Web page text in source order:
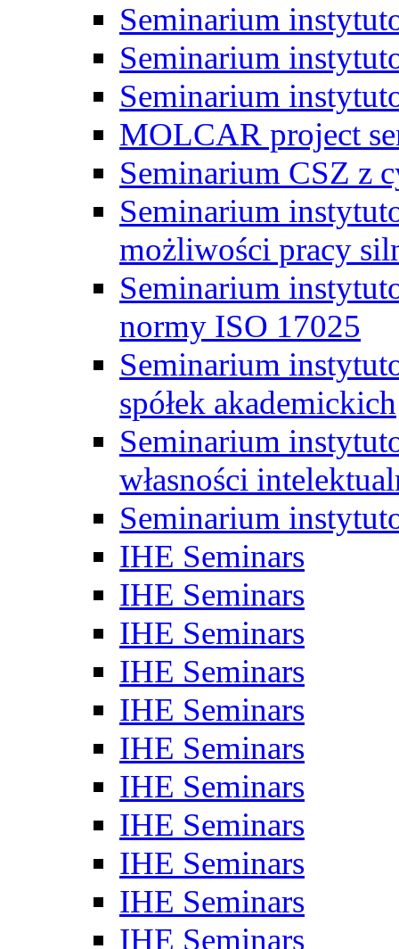
Seminarium
Seminarium
Seminarium
MOLCAR project
Seminarium CSZ z
Seminarium
możliwości pracy
Seminarium
normy ISO 17025
Seminarium
spółek akademickich
Seminarium
własności
Seminarium
IHE Seminars
IHE Seminars
IHE Seminars
IHE Seminars
IHE Seminars
IHE Seminars
IHE Seminars
IHE Seminars
IHE Seminars
IHE Seminars
IHE Seminars